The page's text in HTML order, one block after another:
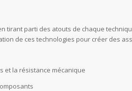
tirant parti des atouts de chaque
de ces technologies pour créer des
et la résistance mécanique